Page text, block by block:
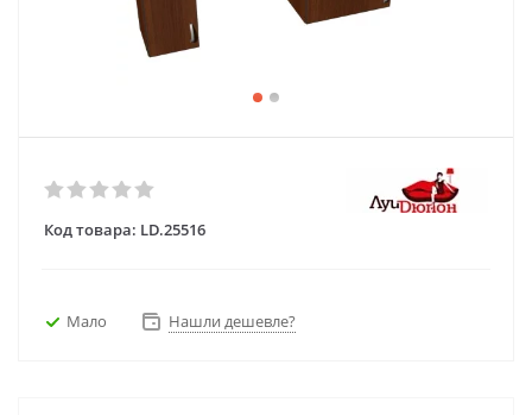
Код товара: LD.25516
Мало Нашли дешевле?